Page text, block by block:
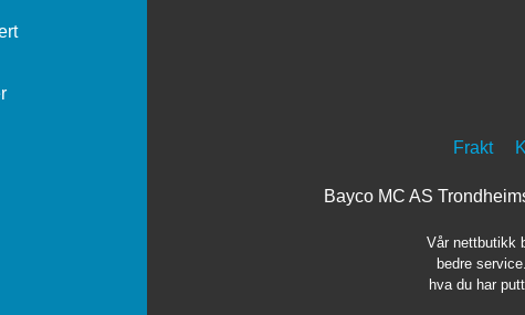
Frakt
Bayco MC AS
Vår nettbutikk
bedre
hva du har